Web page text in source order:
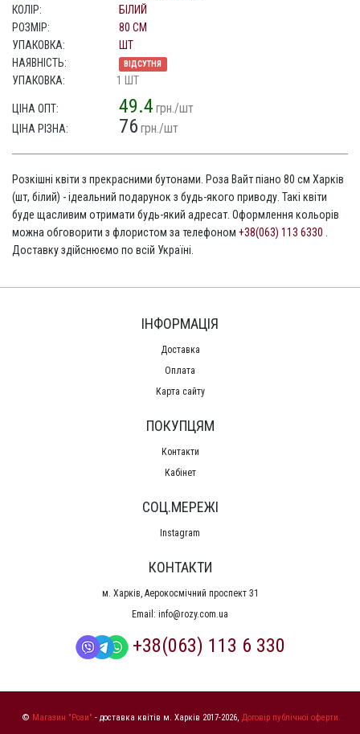
КОЛІР:
БІЛИЙ
РОЗМІР:
80 СМ
УПАКОВКА:
ШТ
НАЯВНІСТЬ:
ВІДСУТНЯ
УПАКОВКА: 1 ШТ
ЦІНА ОПТ: 49.4 грн./шт
ЦІНА РІЗНА: 76 грн./шт
Розкішні квіти з прекрасними бутонами. Роза Вайт піано 80 см Харків
(шт, білий) - ідеальний подарунок з будь-якого приводу. Такі квіти
буде щасливим отримати будь-який адресат. Оформлення кольорів
можна обговорити з флористом за телефоном +38(063) 113 6330 .
Доставку здійснюємо по всій Україні.
ІНФОРМАЦІЯ
Доставка
Оплата
Карта сайту
ПОКУПЦЯМ
Контакти
Кабінет
СОЦ.МЕРЕЖІ
Instagram
КОНТАКТИ
м. Харків, Аерокосмічний проспект 31
Email: info@rozy.com.ua
+38(063) 113 6 330
© Магазин "Рози" - доставка квітів м. Харків 2017-2026, Договір публічної оферти